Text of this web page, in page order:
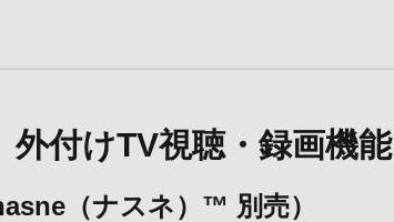
外付けTV視聴・録画機能
（ナスネ）™ 別売）